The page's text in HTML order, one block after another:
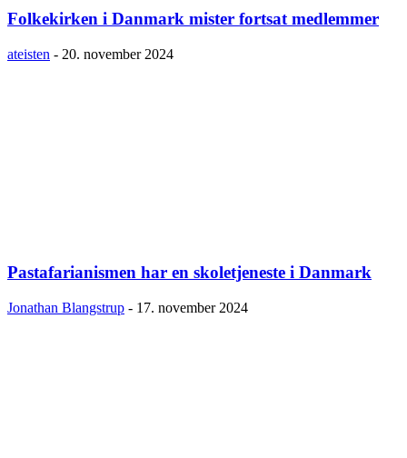
Folkekirken i Danmark mister fortsat medlemmer
ateisten - 20. november 2024
Pastafarianismen har en skoletjeneste i Danmark
Jonathan Blangstrup - 17. november 2024